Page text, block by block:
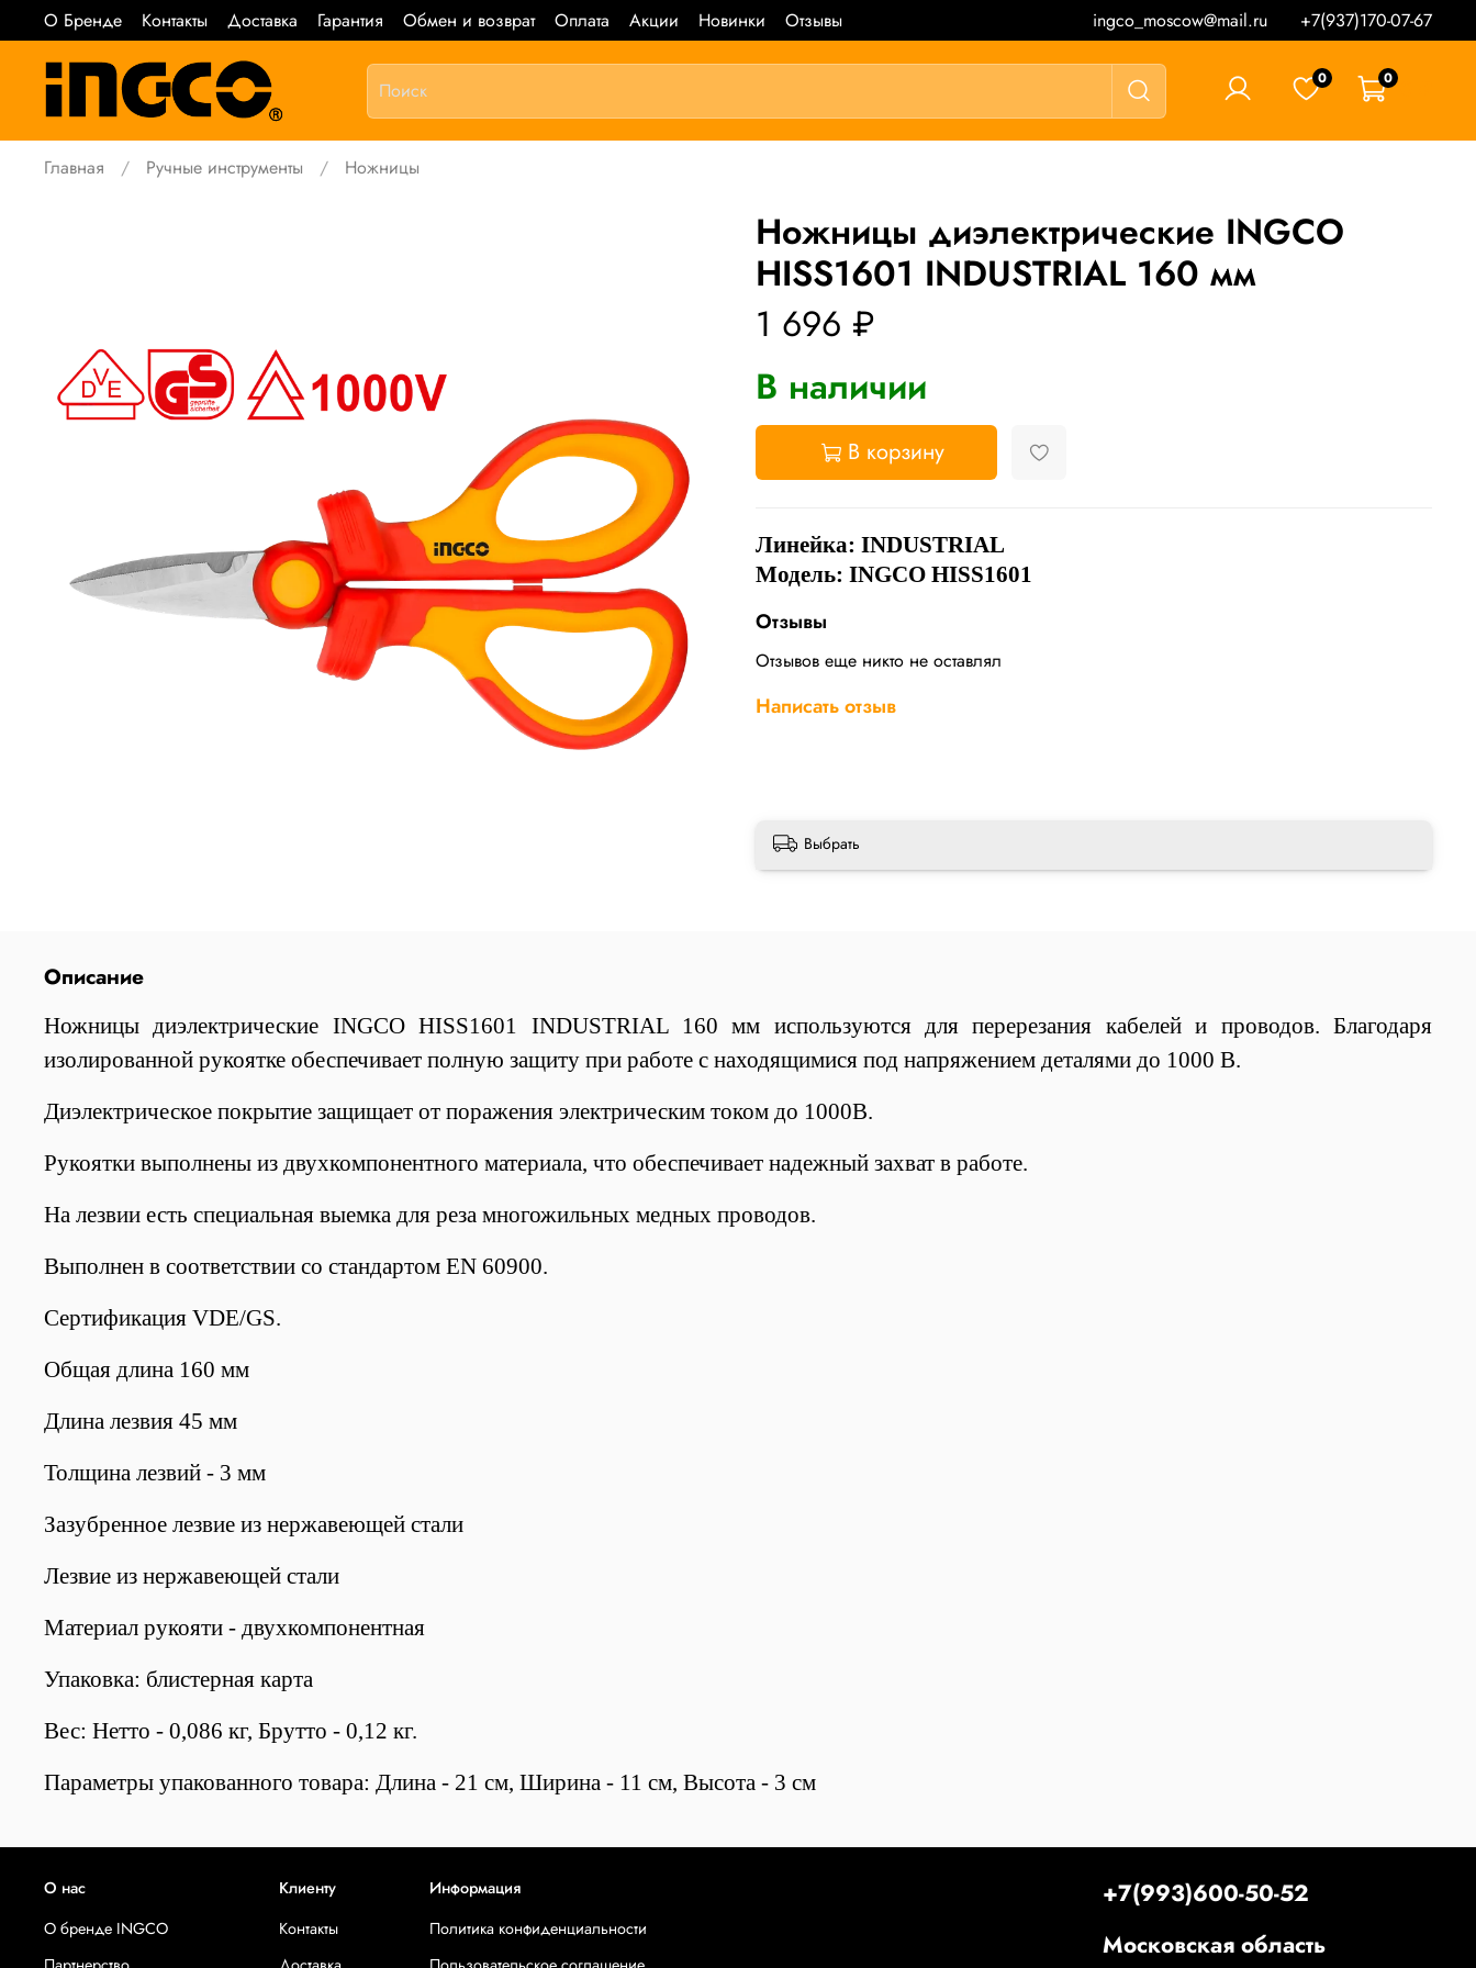
О Бренде Контакты Доставка Гарантия Обмен и возврат Оплата Акции Новинки Отзывы ingco_moscow@mail.ru +7(937)170-07-67
0 0
Главная Ручные инструменты Ножницы
Ножницы диэлектрические INGCO
HISS1601 INDUSTRIAL 160 мм
1 696 ₽
В наличии
В корзину
Линейка: INDUSTRIAL
Модель: INGCO HISS1601
Отзывы
Отзывов еще никто не оставлял
Написать отзыв
Выбрать
Описание
Ножницы диэлектрические INGCO HISS1601 INDUSTRIAL 160 мм используются для перерезания кабелей и проводов. Благодаря
изолированной рукоятке обеспечивает полную защиту при работе с находящимися под напряжением деталями до 1000 В.
Диэлектрическое покрытие защищает от поражения электрическим током до 1000В.
Рукоятки выполнены из двухкомпонентного материала, что обеспечивает надежный захват в работе.
На лезвии есть специальная выемка для реза многожильных медных проводов.
Выполнен в соответствии со стандартом EN 60900.
Сертификация VDE/GS.
Общая длина 160 мм
Длина лезвия 45 мм
Толщина лезвий - 3 мм
Зазубренное лезвие из нержавеющей стали
Лезвие из нержавеющей стали
Материал рукояти - двухкомпонентная
Упаковка: блистерная карта
Вес: Нетто - 0,086 кг, Брутто - 0,12 кг.
Параметры упакованного товара: Длина - 21 см, Ширина - 11 см, Высота - 3 см
О нас
О бренде INGCO
Клиенту
Контакты
Информация
Политика конфиденциальности
+7(993)600-50-52
Московская область